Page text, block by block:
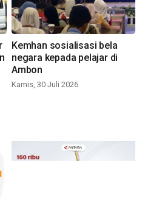
Kemhan sosialisasi bela
negara kepada pelajar di
Ambon
Kamis, 30 Juli 2026